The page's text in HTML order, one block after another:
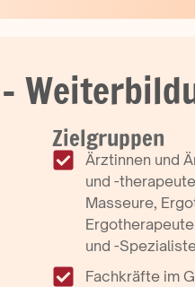
Zielgruppen
Ärztinnen und
und -
Masseure,
und -
Fachkräfte im